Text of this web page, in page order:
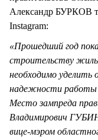
Александр БУРКОВ
Instagram:
«Прошедший год
строительству
необходимо уделить
надежности работы
Место зампреда
Владимирович
вице-мэром